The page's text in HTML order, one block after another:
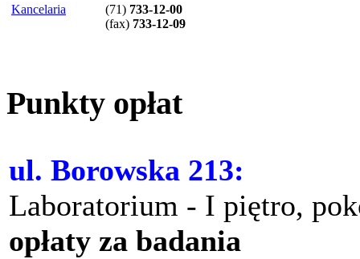
Kancelaria (71) 733-12-00
(fax) 733-12-09
Punkty opłat
ul. Borowska 213:
Laboratorium - I piętro,
opłaty za badania